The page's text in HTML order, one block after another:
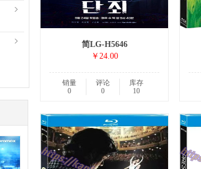
简LG-H5646
￥24.00
销量
0
评论
0
库存
10